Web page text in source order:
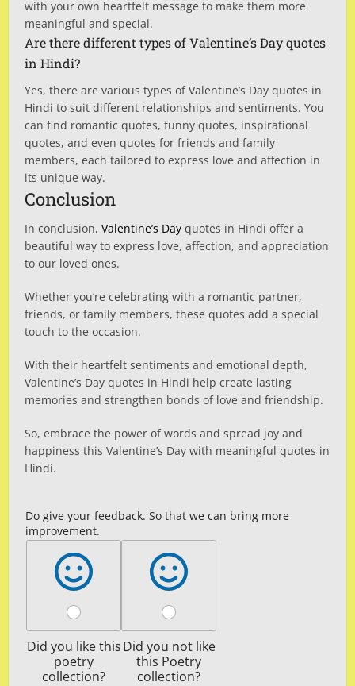
with your own heartfelt message to make them more
meaningful and special.
Are there different types of Valentine’s Day quotes
in Hindi?
Yes, there are various types of Valentine’s Day quotes in
Hindi to suit different relationships and sentiments. You
can find romantic quotes, funny quotes, inspirational
quotes, and even quotes for friends and family
members, each tailored to express love and affection in
its unique way.
Conclusion
In conclusion,Valentine’s Day quotes in Hindi offer a
beautiful way to express love, affection, and appreciation
to our loved ones.
Whether you’re celebrating with a romantic partner,
friends, or family members, these quotes add a special
touch to the occasion.
With their heartfelt sentiments and emotional depth,
Valentine’s Day quotes in Hindi help create lasting
memories and strengthen bonds of love and friendship.
So, embrace the power of words and spread joy and
happiness this Valentine’s Day with meaningful quotes in
Hindi.
Do give your feedback. So that we can bring more
improvement.
Did you like this
poetry
collection?
Did you not like
this Poetry
collection?